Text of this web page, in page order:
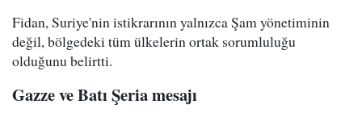
Fidan, Suriye'nin istikrarının yalnızca Şam yönetiminin
değil, bölgedeki tüm ülkelerin ortak sorumluluğu
olduğunu belirtti.
Gazze ve Batı Şeria mesajı